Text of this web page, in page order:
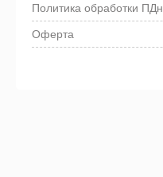
Политика обработки ПДн
Оферта